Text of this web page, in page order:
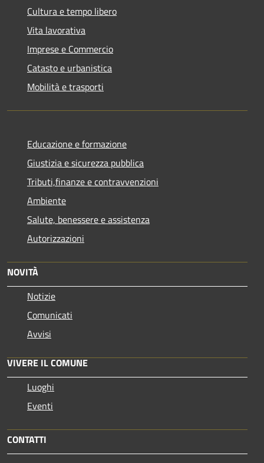
Cultura e tempo libero
Vita lavorativa
Imprese e Commercio
Catasto e urbanistica
Mobilità e trasporti
Educazione e formazione
Giustizia e sicurezza pubblica
Tributi,finanze e contravvenzioni
Ambiente
Salute, benessere e assistenza
Autorizzazioni
NOVITÀ
Notizie
Comunicati
Avvisi
VIVERE IL COMUNE
Luoghi
Eventi
CONTATTI